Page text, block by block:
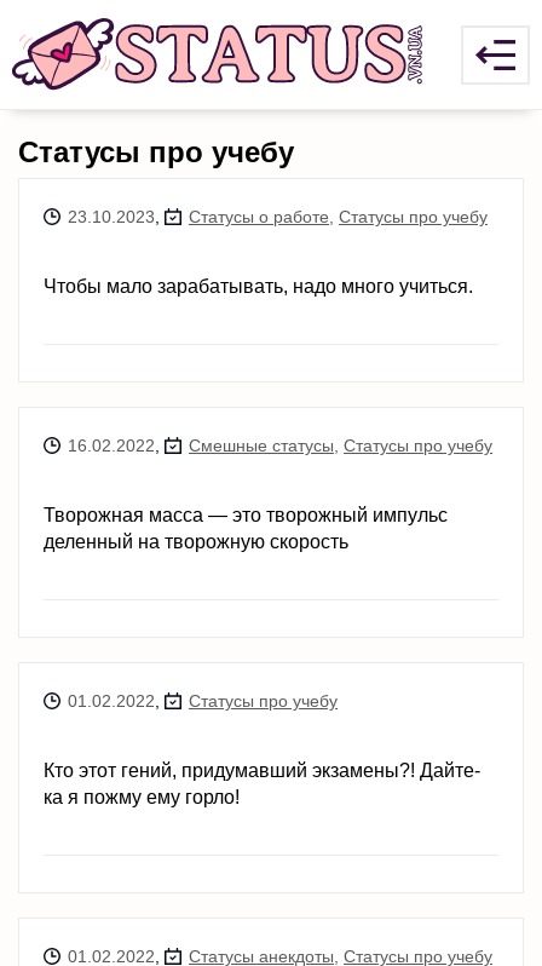
Статусы про учебу
23.10.2023 Статусы о работе Статусы про учебу
Чтобы мало зарабатывать, надо много учиться.
16.02.2022 Смешные статусы Статусы про учебу
Творожная масса — это творожный импульс
деленный на творожную скорость
01.02.2022 Статусы про учебу
Кто этот гений, придумавший экзамены?! Дайте-
ка я пожму ему горло!
01.02.2022 Статусы анекдоты Статусы про учебу